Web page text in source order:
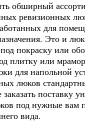
обширный
ревизионных
для
Это и
покраску или
плитку или
для напольной
люков
поставку
под нужные вам
вида.